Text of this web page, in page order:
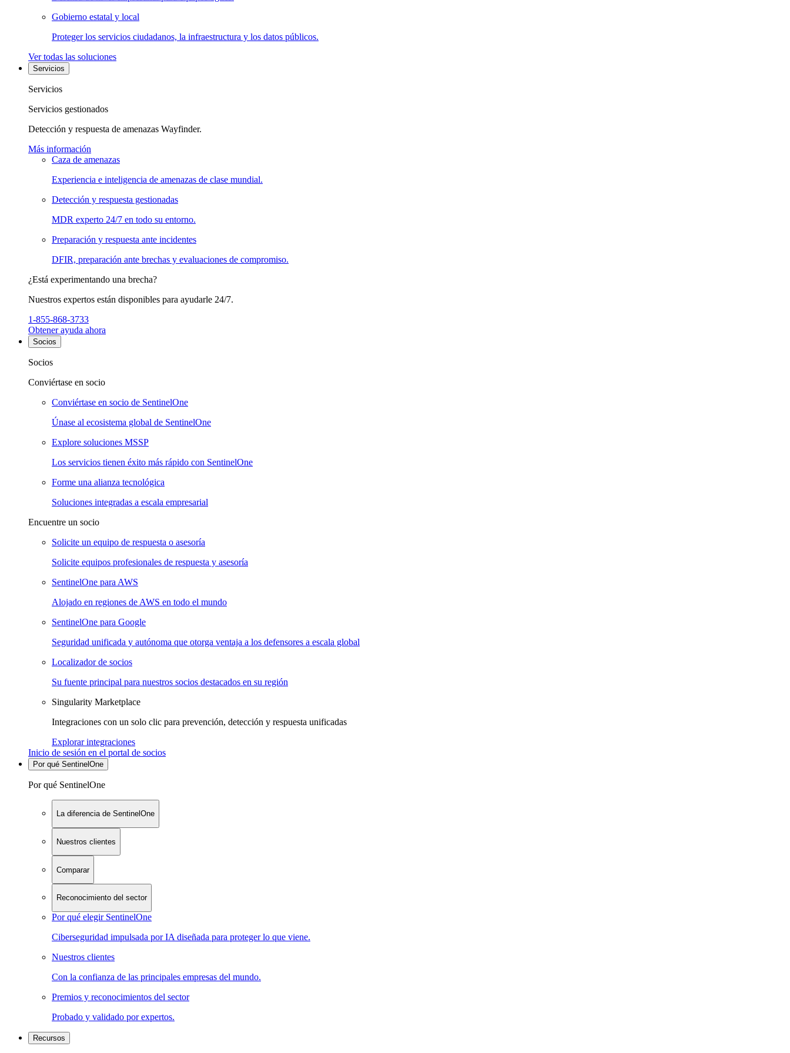
Gobierno estatal y local
Proteger los servicios ciudadanos, la infraestructura y los datos públicos.
Ver todas las soluciones
Servicios
Servicios
Servicios gestionados
Detección y respuesta de amenazas Wayfinder.
Más información
Caza de amenazas
Experiencia e inteligencia de amenazas de clase mundial.
Detección y respuesta gestionadas
MDR experto 24/7 en todo su entorno.
Preparación y respuesta ante incidentes
DFIR, preparación ante brechas y evaluaciones de compromiso.
¿Está experimentando una brecha?
Nuestros expertos están disponibles para ayudarle 24/7.
1-855-868-3733
Obtener ayuda ahora
Socios
Socios
Conviértase en socio
Conviértase en socio de SentinelOne
Únase al ecosistema global de SentinelOne
Explore soluciones MSSP
Los servicios tienen éxito más rápido con SentinelOne
Forme una alianza tecnológica
Soluciones integradas a escala empresarial
Encuentre un socio
Solicite un equipo de respuesta o asesoría
Solicite equipos profesionales de respuesta y asesoría
SentinelOne para AWS
Alojado en regiones de AWS en todo el mundo
SentinelOne para Google
Seguridad unificada y autónoma que otorga ventaja a los defensores a escala global
Localizador de socios
Su fuente principal para nuestros socios destacados en su región
Singularity Marketplace
Integraciones con un solo clic para prevención, detección y respuesta unificadas
Explorar integraciones
Inicio de sesión en el portal de socios
Por qué SentinelOne
Por qué SentinelOne
La diferencia de SentinelOne
Nuestros clientes
Comparar
Reconocimiento del sector
Por qué elegir SentinelOne
Ciberseguridad impulsada por IA diseñada para proteger lo que viene.
Nuestros clientes
Con la confianza de las principales empresas del mundo.
Premios y reconocimientos del sector
Probado y validado por expertos.
Recursos